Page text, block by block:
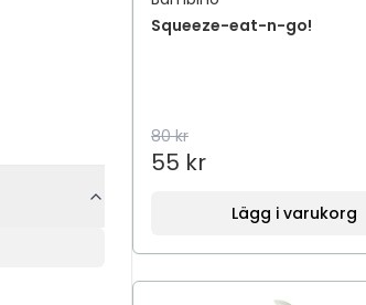
Squeeze-eat-n-go!
80 kr
55 kr
Lägg i varukorg